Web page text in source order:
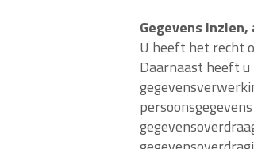
Gegevens
U heeft het recht
Daarnaast heeft